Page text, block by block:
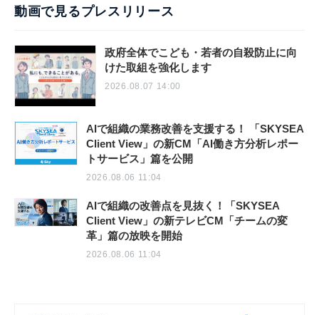
動画で見るプレスリリース
政府全体でこども・若者の自殺防止に向
けた取組を強化します
2026.08.07 14:00
AIで組織の業務改善を支援する！ 「SKYSEA
Client View」の新CM「AI働き方分析レポー
トサービス」篇を公開
2026.08.06 11:04
AIで組織の改善点を見抜く！「SKYSEA
Client View」の新テレビCM「チームの変
革」篇の放映を開始
2026.08.06 11:04